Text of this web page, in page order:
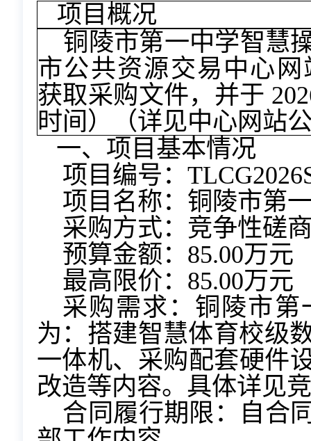
项目概况
铜陵市第一中学智慧
市公共资源交易中心网
获取采购文件，并于
时间）（详见中心网站
一、项目基本情况
项目编号：
项目名称：铜陵市第
采购方式：竞争性磋
预算金额：85.00万元
最高限价：85.00万元
采购需求：铜陵市
为：搭建智慧体育校级
一体机、采购配套硬件
改造等内容。具体详见
合同履行期限：自合